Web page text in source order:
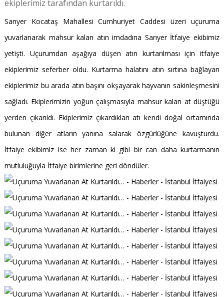
ekiplerimiz tarafından kurtarıldı.
Sarıyer Kocataş Mahallesi Cumhuriyet Caddesi üzeri uçuruma
yuvarlanarak mahsur kalan atın imdadına Sarıyer İtfaiye ekibimiz
yetişti. Uçurumdan aşağıya düşen atın kurtarılması için itfaiye
ekiplerimiz seferber oldu. Kurtarma halatını atın sırtına bağlayan
ekiplerimiz bu arada atın başını okşayarak hayvanın sakinleşmesini
sağladı. Ekiplerimizin yoğun çalışmasıyla mahsur kalan at düştüğü
yerden çıkarıldı. Ekiplerimiz çıkardıkları atı kendi doğal ortamında
bulunan diğer atların yanına salarak özgürlüğüne kavuşturdu.
İtfaiye ekibimiz ise her zaman ki gibi bir can daha kurtarmanın
mutluluğuyla İtfaiye birimlerine geri döndüler.